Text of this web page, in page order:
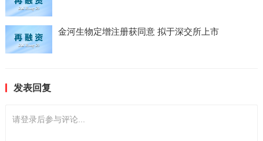
金河生物定增注册获同意 拟于深交所上市
发表回复
请登录后参与评论...